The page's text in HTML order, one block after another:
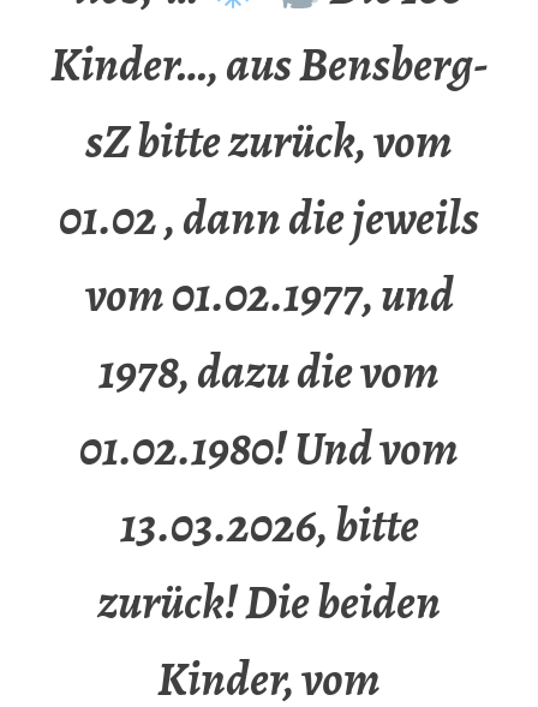
Kinder…, aus Bensberg-
sZ bitte zurück, vom
01.02 , dann die jeweils
vom 01.02.1977, und
1978, dazu die vom
01.02.1980! Und vom
13.03.2026, bitte
zurück! Die beiden
Kinder, vom